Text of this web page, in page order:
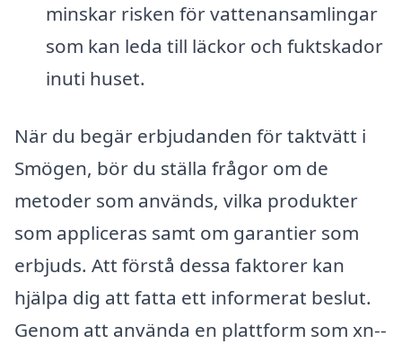
minskar risken för vattenansamlingar
som kan leda till läckor och fuktskador
inuti huset.
När du begär erbjudanden för taktvätt i
Smögen, bör du ställa frågor om de
metoder som används, vilka produkter
som appliceras samt om garantier som
erbjuds. Att förstå dessa faktorer kan
hjälpa dig att fatta ett informerat beslut.
Genom att använda en plattform som xn--